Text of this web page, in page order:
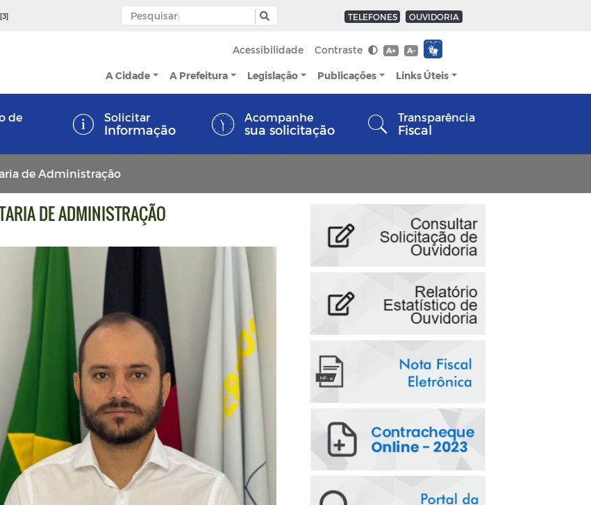
TELEFONES OUVIDORIA
Acessibilidade Contraste A+ A-
A Cidade A Prefeitura Legislação Publicações Links Úteis
de Solicitar
Informação
Acompanhe
sua solicitação
Transparência
Fiscal
de Administração
DE ADMINISTRAÇÃO